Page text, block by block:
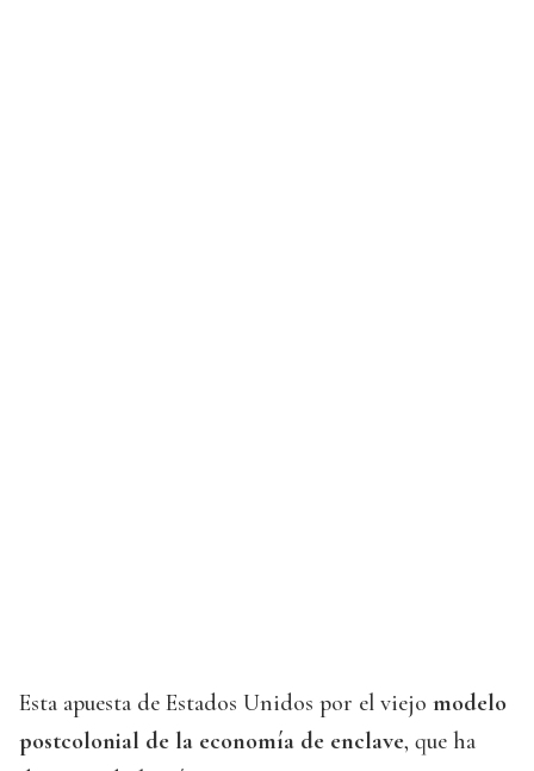
Esta apuesta de Estados Unidos por el viejo modelo
postcolonial de la economía de enclave, que ha